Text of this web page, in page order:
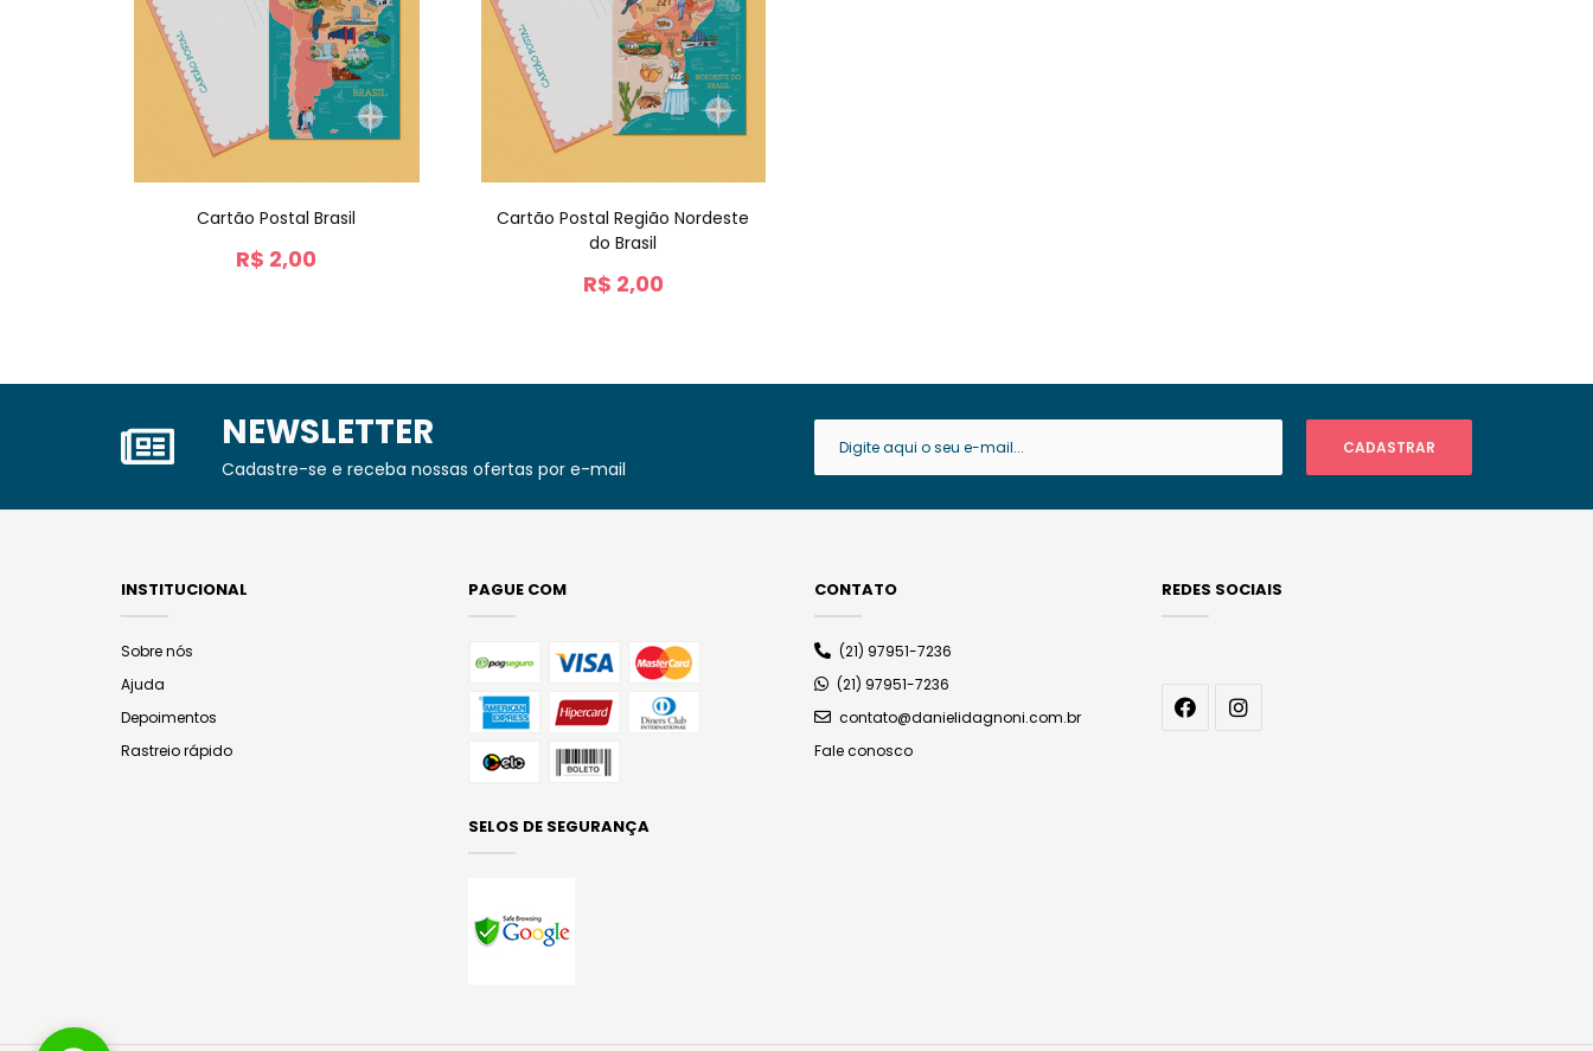
Cartão Postal Brasil
R$ 2,00
Cartão Postal Região Nordeste
do Brasil
R$ 2,00
NEWSLETTER
Cadastre-se e receba nossas ofertas por e-mail
INSTITUCIONAL
Sobre nós
Ajuda
Depoimentos
Rastreio rápido
PAGUE COM
SELOS DE SEGURANÇA
CONTATO
(21) 97951-7236
(21) 97951-7236
contato@danielidagnoni.com.br
Fale conosco
REDES SOCIAIS